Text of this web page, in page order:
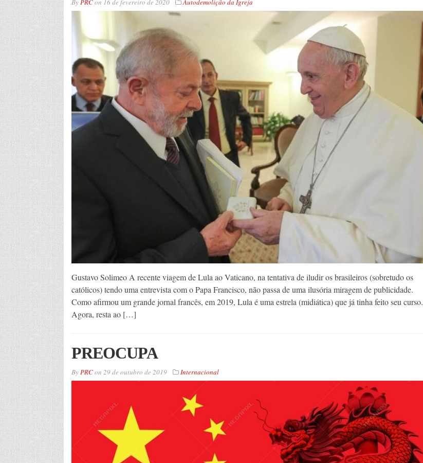
ByPRCon 16 de fevereiro de 2020 Autodemolição da Igreja
Gustavo Solimeo A recente viagem de Lula ao Vaticano, na tentativa de iludir os brasileiros (sobretudo os
católicos) tendo uma entrevista com o Papa Francisco, não passa de uma ilusória miragem de publicidade.
Como afirmou um grande jornal francês, em 2019, Lula é uma estrela (midiática) que já tinha feito seu curso.
Agora, resta ao […]
PREOCUPA
ByPRCon 29 de outubro de 2019 Internacional